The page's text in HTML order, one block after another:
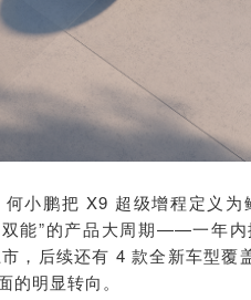
小鹏把 X9 超级增程定义为
能”的产品大周期——一年
，后续还有 4 款全新车型覆
明显转向。